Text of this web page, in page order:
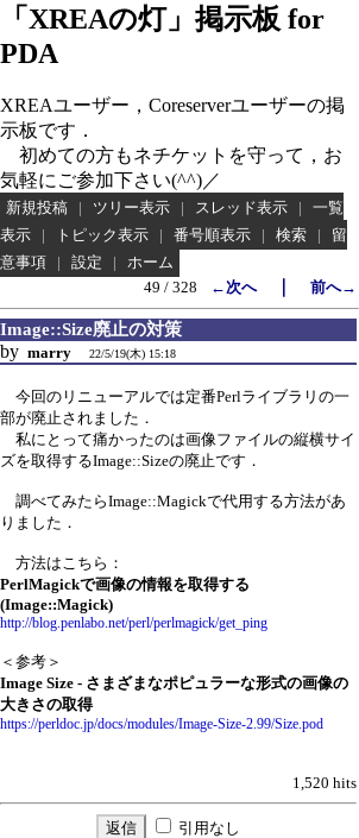
「XREAの灯」掲示板 for
PDA
XREAユーザー，Coreserverユーザーの掲
示板です．
初めての方もネチケットを守って，お
気軽にご参加下さい(^^)／
新規投稿 | ツリー表示 | スレッド表示 |
一覧
表示
| トピック表示 | 番号順表示 | 検索 |
留
意事項
| 設定 |
ホーム
49 / 328
←次へ｜ 前へ→
Image::Size廃止の対策
by marry 22/5/19(木) 15:18
今回のリニューアルでは定番Perlライブラリの一
部が廃止されました．
私にとって痛かったのは画像ファイルの縦横サイ
ズを取得するImage::Sizeの廃止です．
調べてみたらImage::Magickで代用する方法があ
りました．
方法はこちら：
PerlMagickで画像の情報を取得する
(Image::Magick)
http://blog.penlabo.net/perl/perlmagick/get_ping
＜参考＞
Image Size - さまざまなポピュラーな形式の画像の
大きさの取得
https://perldoc.jp/docs/modules/Image-Size-2.99/Size.pod
1,520 hits
引用なし